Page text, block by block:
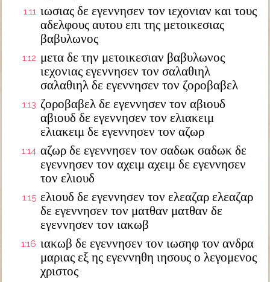
1:11 ιωσιας δε εγεννησεν τον ιεχονιαν και τους
αδελφους αυτου επι της μετοικεσιας
βαβυλωνος
1:12 μετα δε την μετοικεσιαν βαβυλωνος
ιεχονιας εγεννησεν τον σαλαθιηλ
σαλαθιηλ δε εγεννησεν τον ζοροβαβελ
1:13 ζοροβαβελ δε εγεννησεν τον αβιουδ
αβιουδ δε εγεννησεν τον ελιακειμ
ελιακειμ δε εγεννησεν τον αζωρ
1:14 αζωρ δε εγεννησεν τον σαδωκ σαδωκ δε
εγεννησεν τον αχειμ αχειμ δε εγεννησεν
τον ελιουδ
1:15 ελιουδ δε εγεννησεν τον ελεαζαρ ελεαζαρ
δε εγεννησεν τον ματθαν ματθαν δε
εγεννησεν τον ιακωβ
1:16 ιακωβ δε εγεννησεν τον ιωσηφ τον ανδρα
μαριας εξ ης εγεννηθη ιησους ο λεγομενος
χριστος